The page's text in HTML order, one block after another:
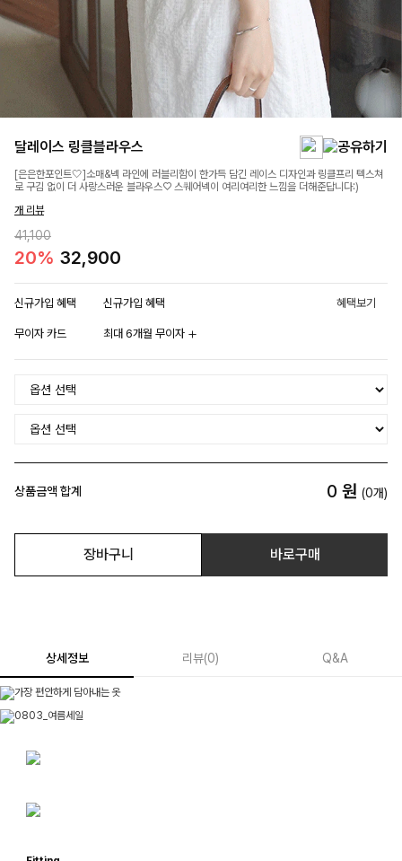
달레이스 링클블라우스
[은은한포인트🤍]소매&넥 라인에 러블리함이 한가득 담긴 레이스 디자인과 링클프리 텍스쳐
로 구김 없이 더 사랑스러운 블라우스♡ 스퀘어넥이 여리여리한 느낌을 더해준답니다:)
개 리뷰
41,100
20% 32,900
신규가입 혜택 신규가입 혜택 혜택보기
무이자 카드 최대 6개월 무이자
상품금액 합계 0 원 (0개)
장바구니 바로구매
상세정보 리뷰(0) Q&A